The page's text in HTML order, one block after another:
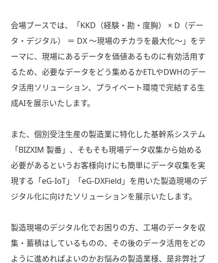
会場ブースでは、「KKD（経験・勘・度胸） × D（デー
タ・デジタル） ＝ DX ～現場のチカラを最大化～」をテ
ーマに、現場にあるデータを価値あるものに有効活用す
るため、必要なデータをどう集めるかETLやDWHのデー
タ活用ソリューション、プライベート環境で完結する生
成AIを展示いたします。
また、個別受注生産の製造業に特化した基幹系システム
「BIZXIM 製番」、そもそも現場データ収集から始める
必要があるというお客様向けにも簡単にデータ収集を実
現する「eG-IoT」「eG-DXField」を用いた製造現場のデ
ジタル化に向けたソリューションを展示いたします。
製造現場のデジタル化でお困りの方、工場のデータを収
集・蓄積はしているものの、その後のデータ活用をどの
ように進めればよいのかお悩みの製造業様、是非弊社ブ